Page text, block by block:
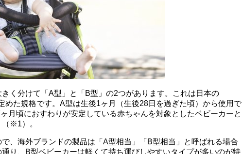
く分けて「A型」と「B型」の2つがあります。これは日本の
めた規格です。A型は生後1ヶ月（生後28日を過ぎた頃）から使用で
月頃におすわりが安定している赤ちゃんを対象としたベビーカーと
※1）。
で、海外ブランドの製品は「A型相当」「B型相当」と呼ばれる場合
通り、B型ベビーカーは軽くて持ち運びしやすいタイプが多いのが特